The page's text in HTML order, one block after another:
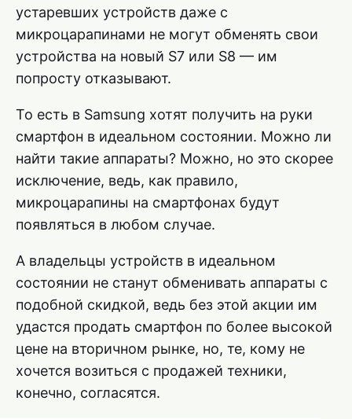
устаревших устройств даже с
микроцарапинами не могут обменять свои
устройства на новый S7 или S8 — им
попросту отказывают.
То есть в Samsung хотят получить на руки
смартфон в идеальном состоянии. Можно ли
найти такие аппараты? Можно, но это скорее
исключение, ведь, как правило,
микроцарапины на смартфонах будут
появляться в любом случае.
А владельцы устройств в идеальном
состоянии не станут обменивать аппараты с
подобной скидкой, ведь без этой акции им
удастся продать смартфон по более высокой
цене на вторичном рынке, но, те, кому не
хочется возиться с продажей техники,
конечно, согласятся.